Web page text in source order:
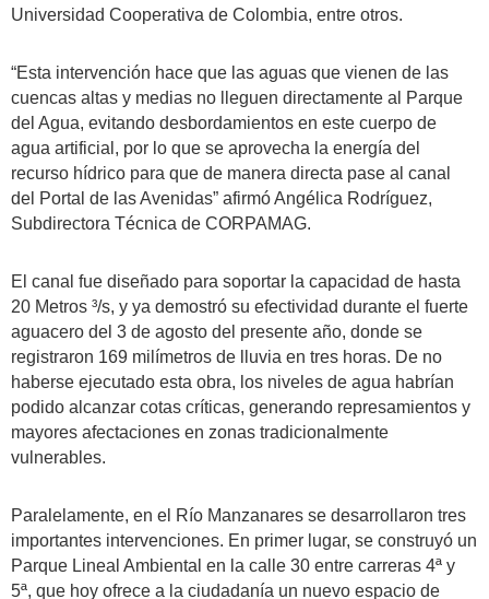
Universidad Cooperativa de Colombia, entre otros.
“Esta intervención hace que las aguas que vienen de las
cuencas altas y medias no lleguen directamente al Parque
del Agua, evitando desbordamientos en este cuerpo de
agua artificial, por lo que se aprovecha la energía del
recurso hídrico para que de manera directa pase al canal
del Portal de las Avenidas” afirmó Angélica Rodríguez,
Subdirectora Técnica de CORPAMAG.
El canal fue diseñado para soportar la capacidad de hasta
20 Metros ³/s, y ya demostró su efectividad durante el fuerte
aguacero del 3 de agosto del presente año, donde se
registraron 169 milímetros de lluvia en tres horas. De no
haberse ejecutado esta obra, los niveles de agua habrían
podido alcanzar cotas críticas, generando represamientos y
mayores afectaciones en zonas tradicionalmente
vulnerables.
Paralelamente, en el Río Manzanares se desarrollaron tres
importantes intervenciones. En primer lugar, se construyó un
Parque Lineal Ambiental en la calle 30 entre carreras 4ª y
5ª, que hoy ofrece a la ciudadanía un nuevo espacio de